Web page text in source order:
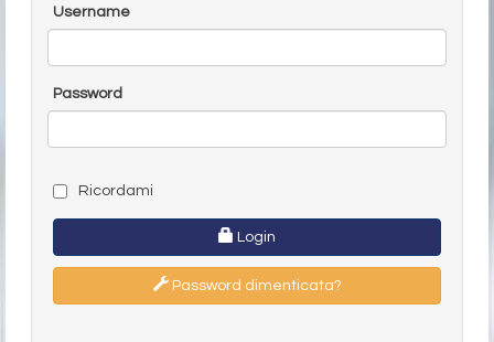
Username
Password
Ricordami
Login
Password dimenticata?